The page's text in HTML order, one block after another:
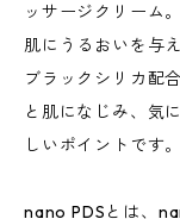
ッサージクリーム。
肌にうるおいを与
ブラックシリカ配
と肌になじみ、気
しいポイントです。
nano PDSとは、